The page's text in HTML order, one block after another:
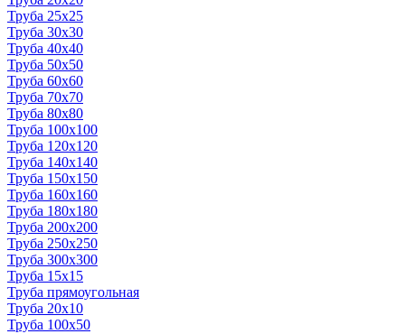
Труба 25x25
Труба 30x30
Труба 40x40
Труба 50x50
Труба 60x60
Труба 70x70
Труба 80x80
Труба 100x100
Труба 120x120
Труба 140x140
Труба 150x150
Труба 160x160
Труба 180x180
Труба 200x200
Труба 250x250
Труба 300x300
Труба 15x15
Труба прямоугольная
Труба 20x10
Труба 100x50